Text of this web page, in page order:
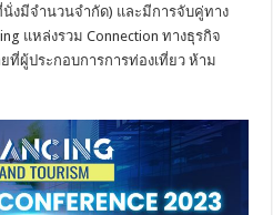
นั่งมีจำนวนจำกัด) และมีการจับคู่ทาง
แหล่งรวม Connection ทางธุรกิจ
ผู้ประกอบการการท่องเที่ยว ห้าม